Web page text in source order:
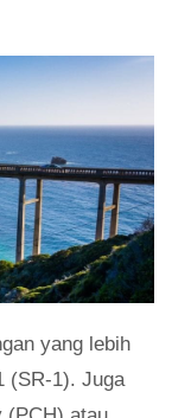
yang lebih
(SR-1). Juga